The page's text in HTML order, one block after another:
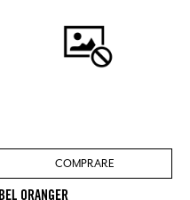
COMPRARE
BEL ORANGER